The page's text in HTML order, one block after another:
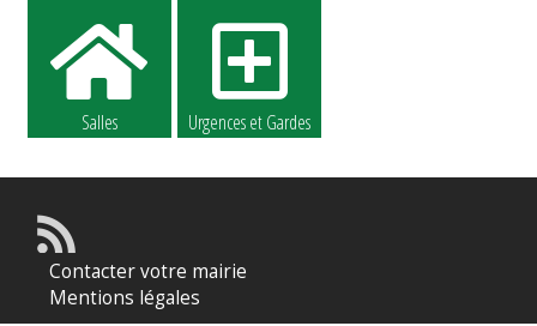
Salles Urgences et Gardes
Contacter votre mairie
Mentions légales